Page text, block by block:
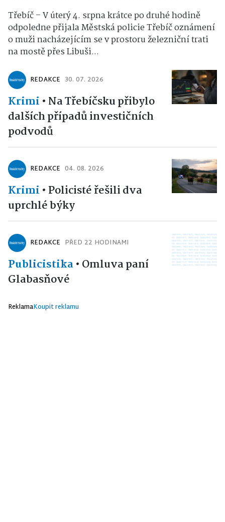
Třebíč – V úterý 4. srpna krátce po druhé hodině
odpoledne přijala Městská policie Třebíč oznámení
o muži nacházejícím se v prostoru železniční trati
na mostě přes Libuši...
REDAKCE 30. 07. 2026
Krimi • Na Třebíčsku přibylo
dalších případů investičních
podvodů
REDAKCE 04. 08. 2026
Krimi • Policisté řešili dva
uprchlé býky
REDAKCE PŘED 22 HODINAMI
Publicistika• Omluva paní
Glabasňové
ReklamaKoupit reklamu